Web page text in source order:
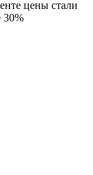
цены стали
30%